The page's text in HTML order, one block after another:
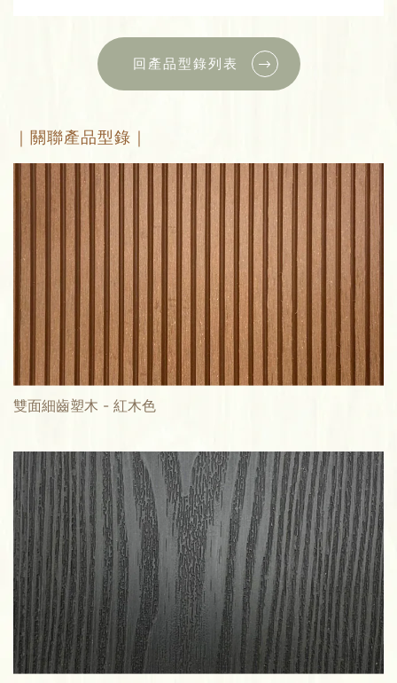
回產品型錄列表
｜關聯產品型錄｜
雙面細齒塑木 - 紅木色